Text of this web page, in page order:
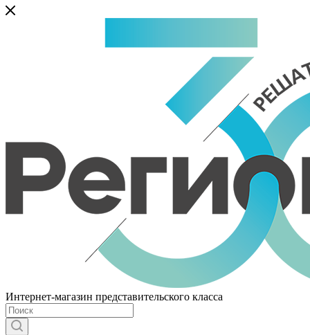
Интернет-магазин представительского класса